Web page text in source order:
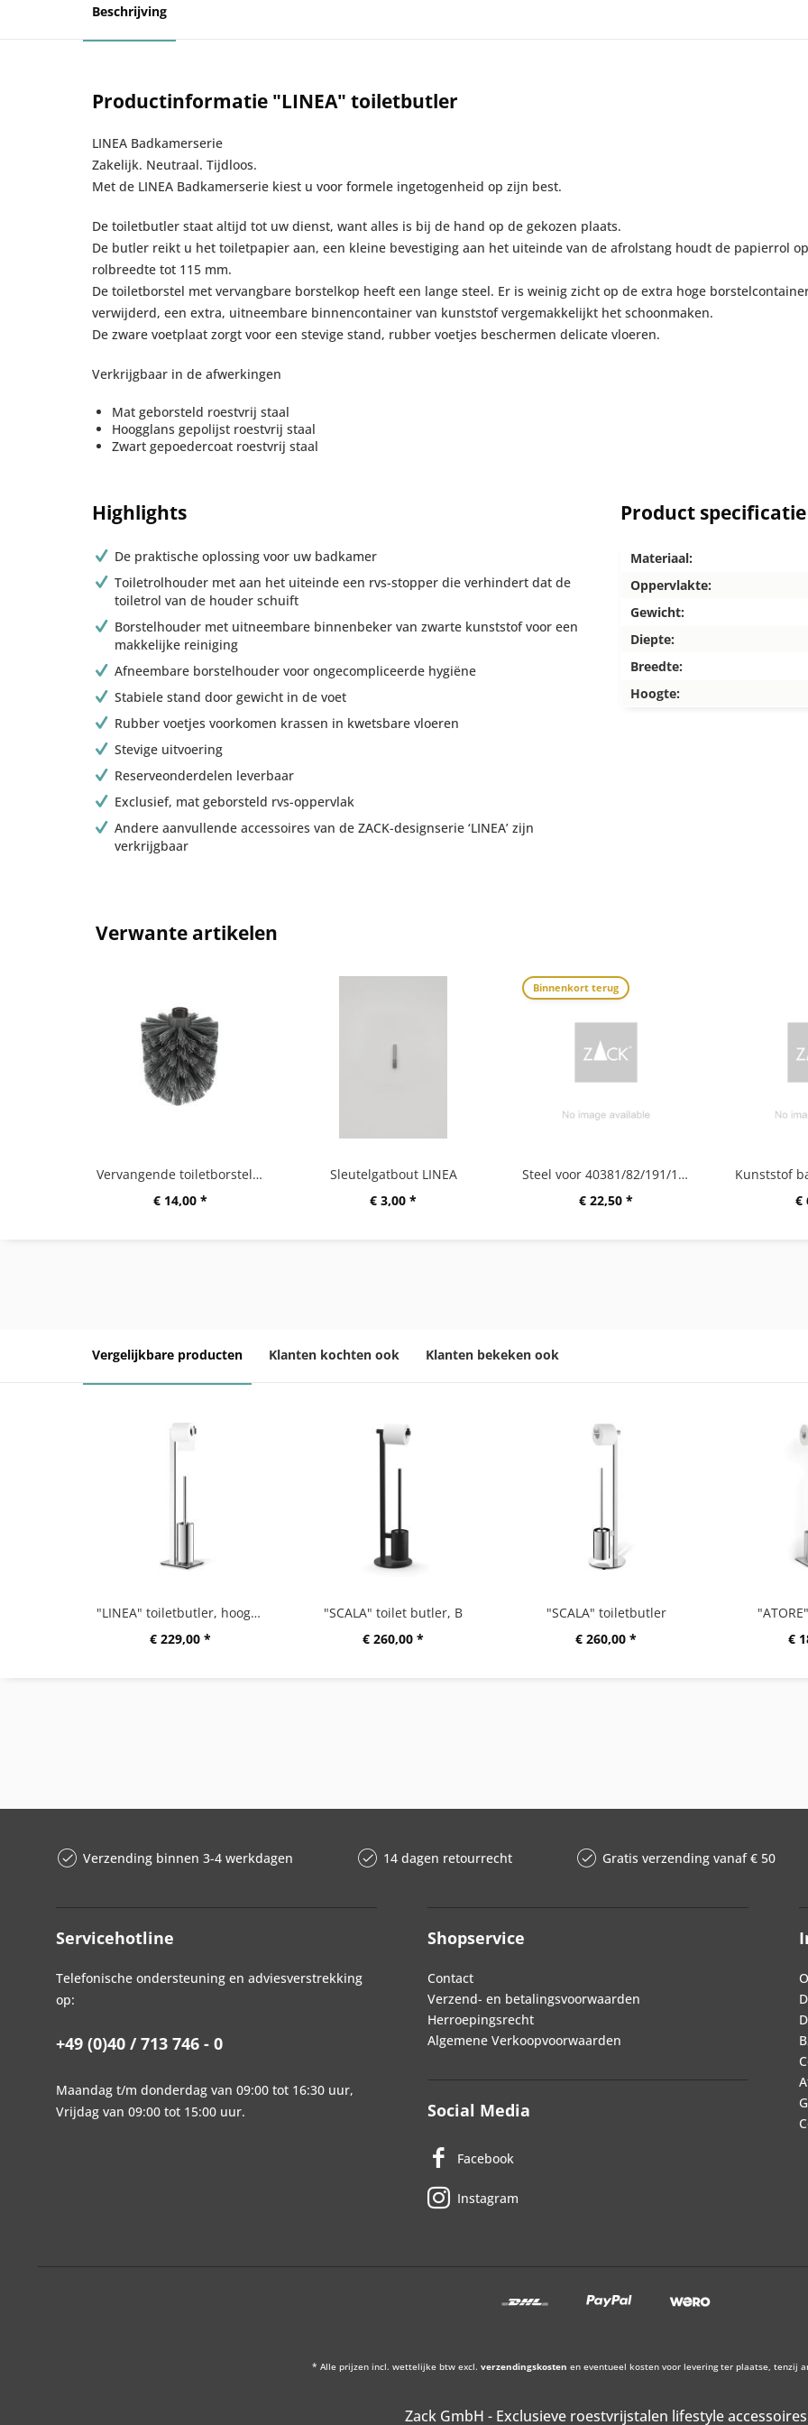
Beschrijving
Productinformatie "LINEA" toiletbutler
LINEA Badkamerserie
Zakelijk. Neutraal. Tijdloos.
Met de LINEA Badkamerserie kiest u voor formele ingetogenheid op zijn best.
De toiletbutler staat altijd tot uw dienst, want alles is bij de hand op de gekozen plaats.
De butler reikt u het toiletpapier aan, een kleine bevestiging aan het uiteinde van de afrolstang houdt de papierrol
rolbreedte tot 115 mm.
De toiletborstel met vervangbare borstelkop heeft een lange steel. Er is weinig zicht op de extra hoge
verwijderd, een extra, uitneembare binnencontainer van kunststof vergemakkelijkt het schoonmaken.
De zware voetplaat zorgt voor een stevige stand, rubber voetjes beschermen delicate vloeren.
Verkrijgbaar in de afwerkingen
Mat geborsteld roestvrij staal
Hoogglans gepolijst roestvrij staal
Zwart gepoedercoat roestvrij staal
Highlights
De praktische oplossing voor uw badkamer
Toiletrolhouder met aan het uiteinde een rvs-stopper die verhindert dat de
toiletrol van de houder schuift
Borstelhouder met uitneembare binnenbeker van zwarte kunststof voor een
makkelijke reiniging
Afneembare borstelhouder voor ongecompliceerde hygiëne
Stabiele stand door gewicht in de voet
Rubber voetjes voorkomen krassen in kwetsbare vloeren
Stevige uitvoering
Reserveonderdelen leverbaar
Exclusief, mat geborsteld rvs-oppervlak
Andere aanvullende accessoires van de ZACK-designserie ‘LINEA’ zijn
verkrijgbaar
Product specificatie
Materiaal:
Oppervlakte:
Gewicht:
Diepte:
Breedte:
Hoogte:
Verwante artikelen
Vervangende toiletborstelkop A
€ 14,00 *
Sleutelgatbout LINEA
€ 3,00 *
Binnenkort terug
Steel voor 40381/82/191/185
€ 22,50 *
€
Vergelijkbare producten Klanten kochten ook Klanten bekeken ook
"LINEA" toiletbutler, hoogglanzend
€ 229,00 *
"SCALA" toilet butler, B
€ 260,00 *
"SCALA" toiletbutler
€ 260,00 *
€
Verzending binnen 3-4 werkdagen 14 dagen retourrecht Gratis verzending vanaf € 50
Servicehotline
Telefonische ondersteuning en adviesverstrekking
op:
+49 (0)40 / 713 746 - 0
Maandag t/m donderdag van 09:00 tot 16:30 uur,
Vrijdag van 09:00 tot 15:00 uur.
Shopservice
Contact
Verzend- en betalingsvoorwaarden
Herroepingsrecht
Algemene Verkoopvoorwaarden
Social Media
Facebook
Instagram
* Alle prijzen incl. wettelijke btw excl. verzendingskosten en eventueel kosten voor levering ter plaatse, tenzij
Zack GmbH - Exclusieve roestvrijstalen lifestyle accessoires